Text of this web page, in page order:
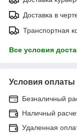
Доставка в
Транспортная
Все условия
Условия оплаты
Безналичный
Наличный
Удаленная